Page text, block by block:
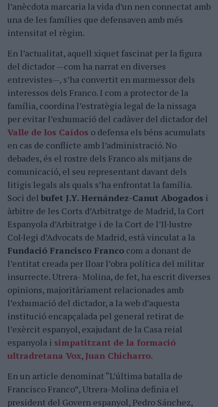
l’anècdota marcaria la vida d’un nen connectat amb
una de les famílies que defensaven amb més
intensitat el règim.
En l’actualitat, aquell xiquet fascinat per la figura
del dictador —com ha narrat en diverses
entrevistes—, s’ha convertit en marmessor dels
interessos dels Franco. I com a protector de la
família, coordina l’estratègia legal de la nissaga
per evitar l’exhumació del cadàver del dictador del
Valle de los Caídos o defensa els béns acumulats
en cas de conflicte amb l’administració. No
debades, és el rostre dels Franco als mitjans de
comunicació, el seu representant davant dels
litigis legals als quals s’ha enfrontat la família.
Soci del bufet J.Y. Hernández-Canut Abogados i
àrbitre de les Corts d’Arbitratge de Madrid, la Cort
Espanyola d’Arbitratge i de la Cort de l’Il·lustre
Col·legi d’Advocats de Madrid, està vinculat a la
Fundació Francisco Franco com a donant de
l’entitat creada per lloar l’obra política del militar
insurrecte. Utrera- Molina, de fet, ha escrit diverses
opinions, majoritàriament relacionades amb
l’exhumació del dictador, a la web d’aquesta
institució encapçalada pel general retirat de
l’exèrcit espanyol, exajudant de la Casa reial
espanyola i simpatitzant de la formació
ultradretana Vox,Juan Chicharro.
En un article denominat “L’última batalla de
Francisco Franco”, Utrera-Molina definia el
president del Govern espanyol, Pedro Sánchez,